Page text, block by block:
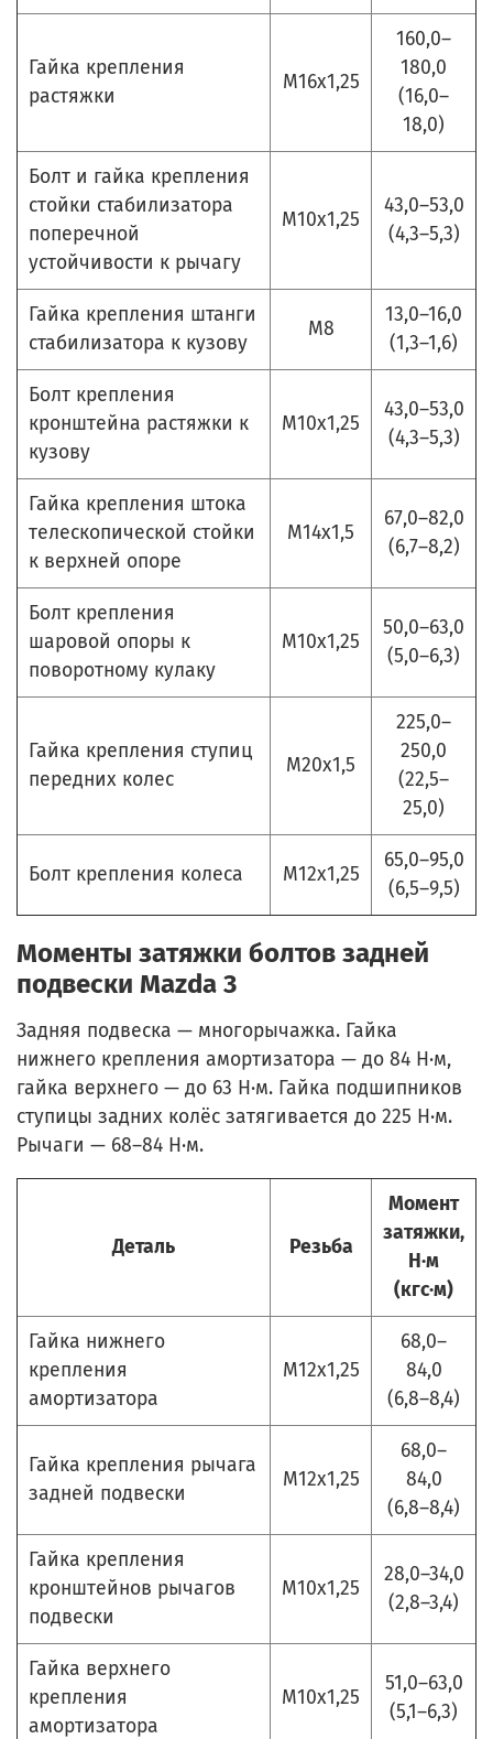
Гайка крепления
растяжки
М16х1,25
160,0–
180,0
(16,0–
18,0)
Болт и гайка крепления
стойки стабилизатора
поперечной
устойчивости к рычагу
М10х1,25
43,0–53,0
(4,3–5,3)
Гайка крепления штанги
стабилизатора к кузову
М8
13,0–16,0
(1,3–1,6)
Болт крепления
кронштейна растяжки к
кузову
М10х1,25
43,0–53,0
(4,3–5,3)
Гайка крепления штока
телескопической стойки
к верхней опоре
М14х1,5
67,0–82,0
(6,7–8,2)
Болт крепления
шаровой опоры к
поворотному кулаку
М10х1,25
50,0–63,0
(5,0–6,3)
Гайка крепления ступиц
передних колес
М20х1,5
225,0–
250,0
(22,5–
25,0)
Болт крепления колеса М12х1,25
65,0–95,0
(6,5–9,5)
Моменты затяжки болтов задней
подвески Mazda 3
Задняя подвеска — многорычажка. Гайка
нижнего крепления амортизатора — до 84 Н·м,
гайка верхнего — до 63 Н·м. Гайка подшипников
ступицы задних колёс затягивается до 225 Н·м.
Рычаги — 68–84 Н·м.
Деталь Резьба
Момент
затяжки,
Н·м
(кгс·м)
Гайка нижнего
крепления
амортизатора
М12х1,25
68,0–
84,0
(6,8–8,4)
Гайка крепления рычага
задней подвески
М12х1,25
68,0–
84,0
(6,8–8,4)
Гайка крепления
кронштейнов рычагов
подвески
М10х1,25
28,0–34,0
(2,8–3,4)
Гайка верхнего
крепления
амортизатора
М10х1,25
51,0–63,0
(5,1–6,3)